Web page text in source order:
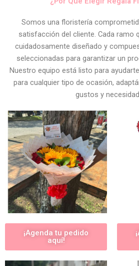
Somos una floristería
satisfacción del cliente. Cada ramo
cuidadosamente diseñado y
seleccionadas para garantizar un
Nuestro equipo está listo para
para cualquier tipo de ocasión,
gustos y
¡Agenda tu pedido
aquí!